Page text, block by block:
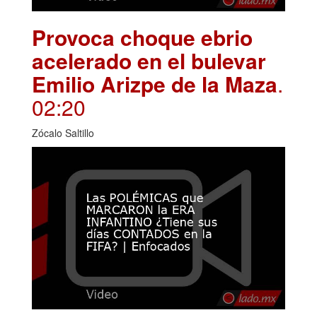
Provoca choque ebrio
acelerado en el bulevar
Emilio Arizpe de la Maza.
02:20
Zócalo Saltillo